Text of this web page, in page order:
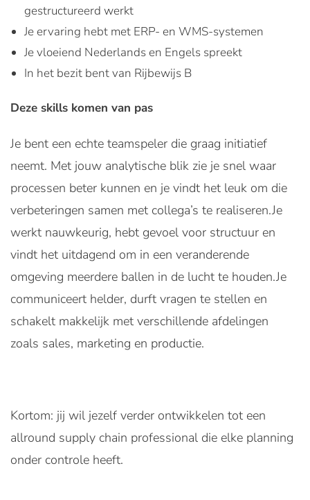
gestructureerd werkt
Je ervaring hebt met ERP- en WMS-systemen
Je vloeiend Nederlands en Engels spreekt
In het bezit bent van Rijbewijs B
Deze skills komen van pas
Je bent een echte teamspeler die graag initiatief
neemt. Met jouw analytische blik zie je snel waar
processen beter kunnen en je vindt het leuk om die
verbeteringen samen met collega’s te realiseren.Je
werkt nauwkeurig, hebt gevoel voor structuur en
vindt het uitdagend om in een veranderende
omgeving meerdere ballen in de lucht te houden.Je
communiceert helder, durft vragen te stellen en
schakelt makkelijk met verschillende afdelingen
zoals sales, marketing en productie.
Kortom: jij wil jezelf verder ontwikkelen tot een
allround supply chain professional die elke planning
onder controle heeft.